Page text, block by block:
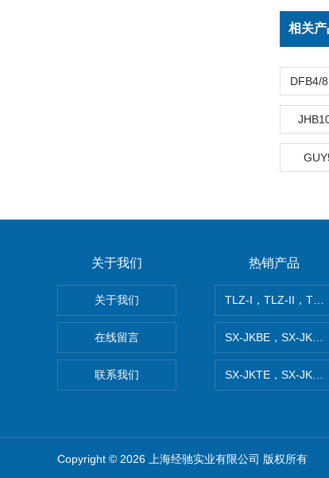
相关产
关于我们
关于我们
在线留言
联系我们
热销产品
TLZ-I，TLZ-II，
SX-JKBE，SX-
SX-JKTE，SX-
Copyright © 2026 上海经驰实业有限公司 版权所有